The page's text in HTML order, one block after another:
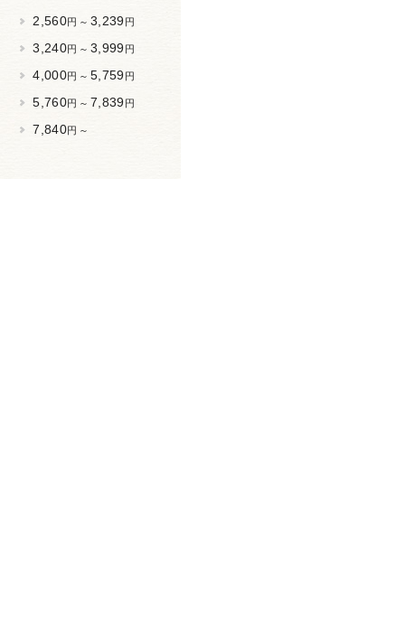
2,560円 ～ 3,239円
3,240円 ～ 3,999円
4,000円 ～ 5,759円
5,760円 ～ 7,839円
7,840円 ～